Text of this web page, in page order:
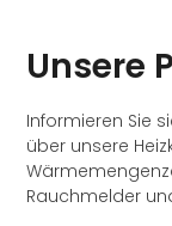
Unsere
Informieren Sie
über unsere
Rauchmelder